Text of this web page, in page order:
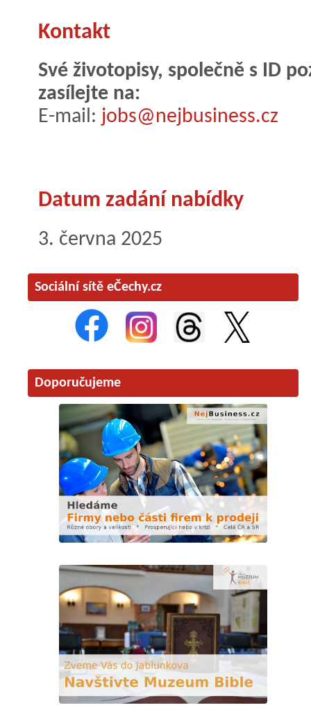
Kontakt
Své životopisy, společně s ID
zasílejte na:
E-mail: jobs@nejbusiness.cz
Datum zadání nabídky
3. června 2025
Sociální sítě eČechy.cz
Doporučujeme